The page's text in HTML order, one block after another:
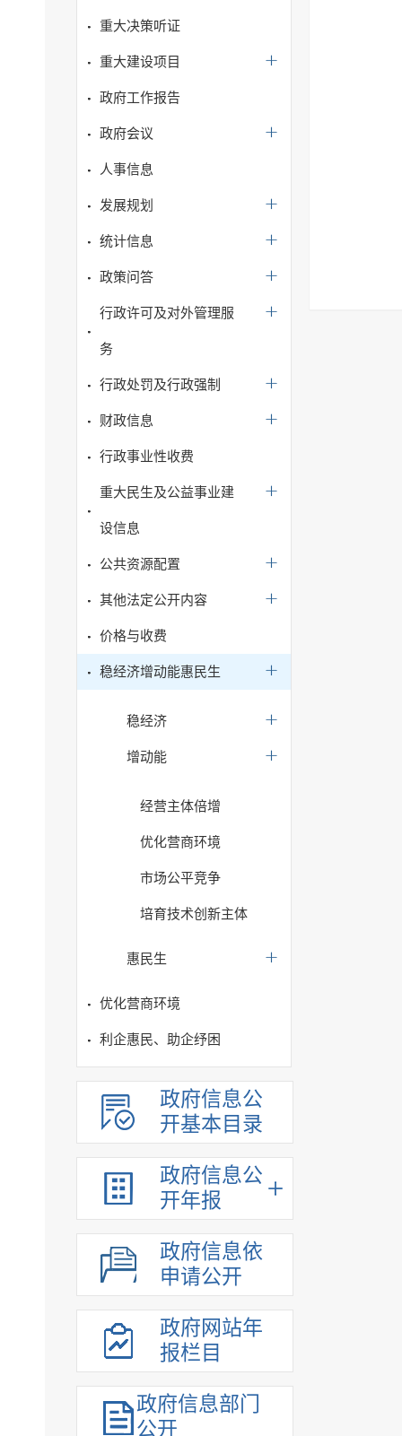
重大决策听证
重大建设项目
政府工作报告
政府会议
人事信息
发展规划
统计信息
政策问答
行政许可及对外管理服
务
行政处罚及行政强制
财政信息
行政事业性收费
重大民生及公益事业建
设信息
公共资源配置
其他法定公开内容
价格与收费
稳经济增动能惠民生
稳经济
增动能
经营主体倍增
优化营商环境
市场公平竞争
培育技术创新主体
惠民生
优化营商环境
利企惠民、助企纾困
政府信息公
开基本目录
政府信息公
开年报
政府信息依
申请公开
政府网站年
报栏目
政府信息部门
公开